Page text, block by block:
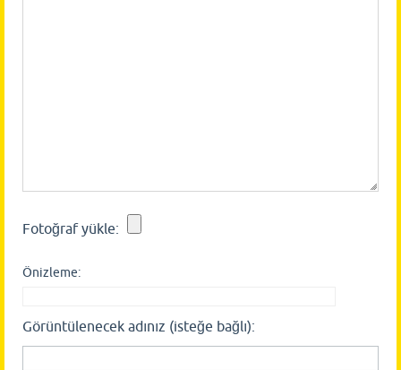
Fotoğraf yükle:
Önizleme:
Görüntülenecek adınız (isteğe bağlı):